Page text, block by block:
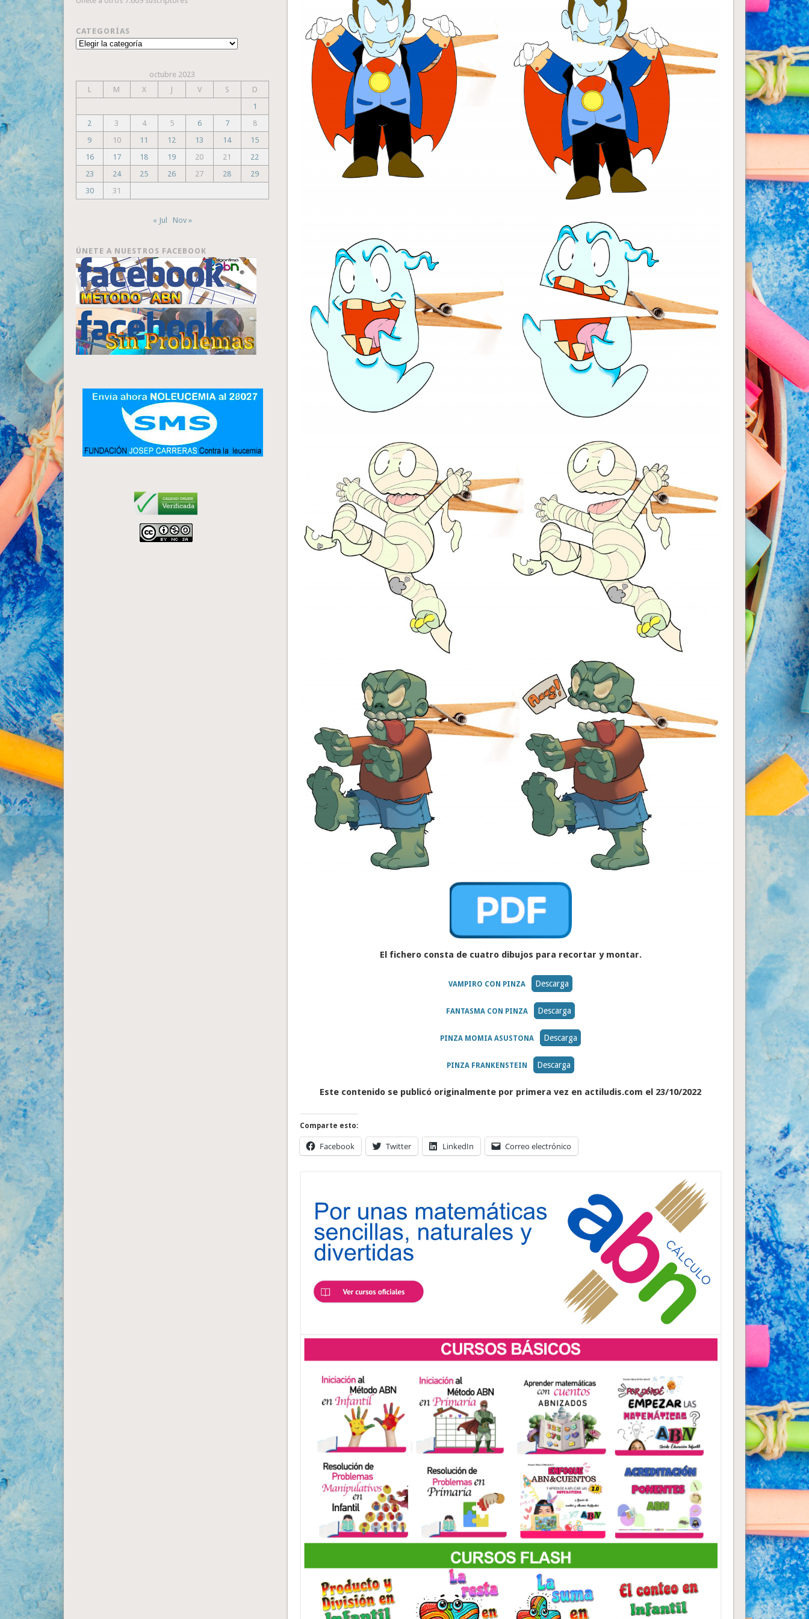
El fichero consta de cuatro dibujos para recortar y montar.
VAMPIRO CON PINZA Descarga
FANTASMA CON PINZA Descarga
PINZA MOMIA ASUSTONA Descarga
PINZA FRANKENSTEIN Descarga
Este contenido se publicó originalmente por primera vez en actiludis.com el 23/10/2022
Comparte esto:
Facebook Twitter LinkedIn Correo electrónico
CATEGORÍAS
Categorías
octubre 2023
L
M X J V S
D
1
2
3 4 5 6 7
8
9
10 11 12 13 14
15
16
17 18 19 20 21
22
23
24 25 26 27 28
29
30
31
« Jul Nov »
ÚNETE A NUESTROS FACEBOOK